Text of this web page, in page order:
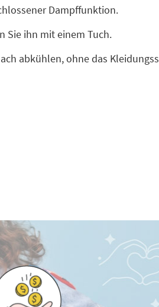
Dampffunktion.
Sie ihn mit einem Tuch.
abkühlen, ohne das